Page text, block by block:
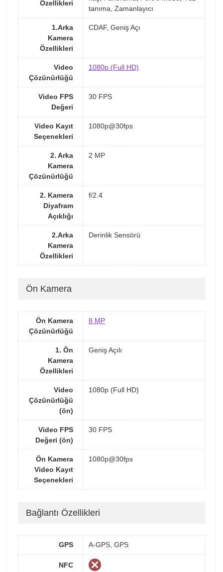
Özellikleri
tanıma, Zamanlayıcı
1.Arka
Kamera
Özellikleri
CDAF, Geniş Açı
Video
Çözünürlüğü
1080p (Full HD)
Video FPS
Değeri
30 FPS
Video Kayıt
Seçenekleri
1080p@30fps
2. Arka
Kamera
Çözünürlüğü
2 MP
2. Kamera
Diyafram
Açıklığı
f/2.4
2.Arka
Kamera
Özellikleri
Derinlik Sensörü
Ön Kamera
Ön Kamera
Çözünürlüğü
8 MP
1. Ön
Kamera
Özellikleri
Geniş Açılı
Video
Çözünürlüğü
(ön)
1080p (Full HD)
Video FPS
Değeri (ön)
30 FPS
Ön Kamera
Video Kayıt
Seçenekleri
1080p@30fps
Bağlantı Özellikleri
GPS A-GPS, GPS
NFC